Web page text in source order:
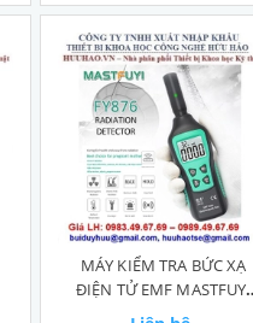
MÁY KIỂM TRA BỨC XẠ
ĐIỆN TỬ EMF MASTFUYI
FY876